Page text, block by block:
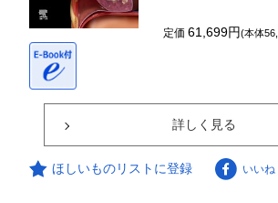
定価61,699円(本体
詳しく見る
ほしいものリストに登録 いいね